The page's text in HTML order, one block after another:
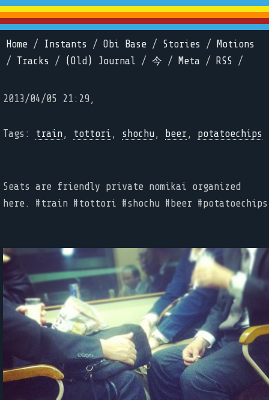
Home / Instants / Obi Base / Stories /
Motions
/ Tracks / (Old) Journal / 今 / Meta / RSS /
2013/04/05 21:29,
Tags: train, tottori , shochu, beer, potatoechips
Seats are friendly private nomikai organized
here. #train #tottori #shochu #beer #potatoechips